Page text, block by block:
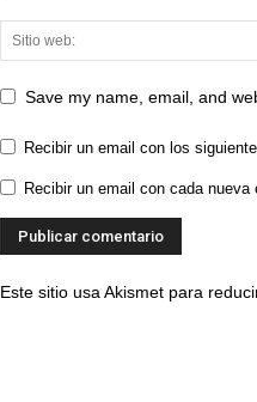
Save my name, email, and
Recibir un email con los
Recibir un email con cada nueva
Este sitio usa Akismet para